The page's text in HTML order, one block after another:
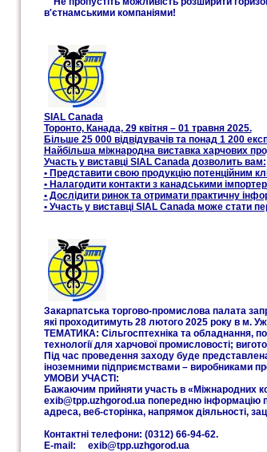
в'єтнамськими компаніями!
SIAL Canada
Торонто, Канада, 29 квітня – 01 травня 2025.
Більше 25 000 відвідувачів та понад 1 200
Найбільша міжнародна виставка харчових
Участь у виставці SIAL Canada дозволить вам:
• Представити свою продукцію потенційним
• Налагодити контакти з канадськими
• Дослідити ринок та отримати практичну
• Участь у виставці SIAL Canada може стати
Закарпатська торгово-промислова палата
які проходитимуть 28 лютого 2025 року в м.
ТЕМАТИКА: Сільгосптехніка та обладнання,
технології для харчової промисловості;
Під час проведення заходу буде
іноземними підприємствами – виробниками
УМОВИ УЧАСТІ:
Бажаючим прийняти участь в «Міжнародних
exib@tpp.uzhgorod.ua попередню інформацію
адреса, веб-сторінка, напрямок діяльності,
Контактні телефони: (0312) 66-94-62.
E-mail: exib@tpp.uzhgorod.ua